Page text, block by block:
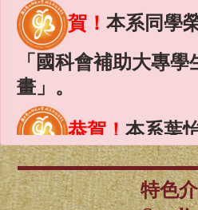
「國科會補助大專學
畫」。
教授
賀！本系「輔
特色